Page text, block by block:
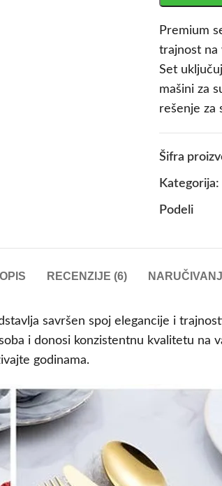
Premium
trajnost na
Set
mašini za
rešenje za
Šifra
Kategorija:
Podeli
OPIS RECENZIJE (6)
savršen spoj elegancije i
i donosi konzistentnu kvalitetu
godinama.